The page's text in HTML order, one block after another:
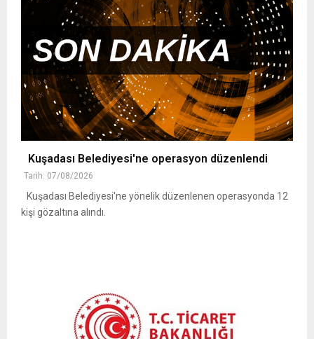
Kuşadası Belediyesi'ne operasyon düzenlendi
Tarih: 07/08/2026
Kuşadası Belediyesi'ne yönelik düzenlenen operasyonda 12
kişi gözaltına alındı.